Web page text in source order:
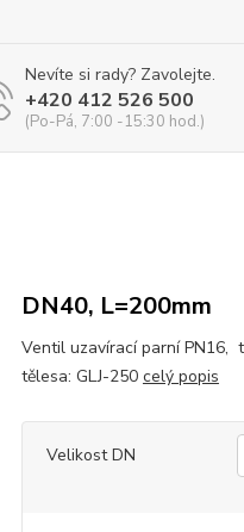
Nevíte si rady? Zavolejte.
+420 412 526 500
(Po-Pá, 7:00 -15:30 hod.)
DN40, L=200mm
Ventil uzavírací parní PN16,
tělesa: GLJ-250 celý popis
Velikost DN